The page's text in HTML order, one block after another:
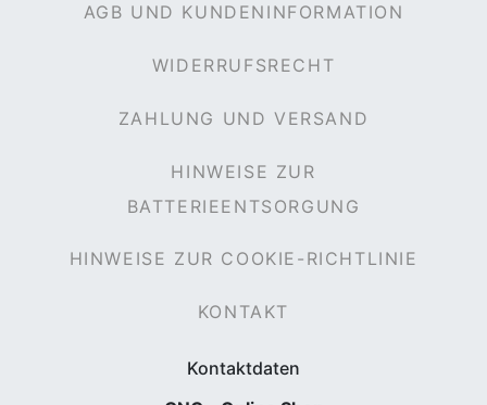
AGB UND KUNDENINFORMATION
WIDERRUFSRECHT
ZAHLUNG UND VERSAND
HINWEISE ZUR
BATTERIEENTSORGUNG
HINWEISE ZUR COOKIE-RICHTLINIE
KONTAKT
Kontaktdaten